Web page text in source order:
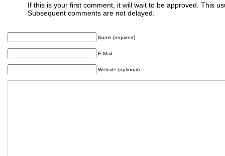
If this is your first comment, it will wait to be approved. This
Subsequent comments are not delayed.
Name (required)
E-Mail
Website (optional)